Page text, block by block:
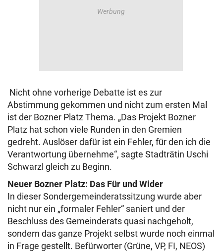
Nicht ohne vorherige Debatte ist es zur
Abstimmung gekommen und nicht zum ersten Mal
ist der Bozner Platz Thema. „Das Projekt Bozner
Platz hat schon viele Runden in den Gremien
gedreht. Auslöser dafür ist ein Fehler, für den ich die
Verantwortung übernehme“, sagte Stadträtin Uschi
Schwarzl gleich zu Beginn.
Neuer Bozner Platz: Das Für und Wider
In dieser Sondergemeinderatssitzung wurde aber
nicht nur ein „formaler Fehler“ saniert und der
Beschluss des Gemeinderats quasi nachgeholt,
sondern das ganze Projekt selbst wurde noch einmal
in Frage gestellt. Befürworter (Grüne, VP, FI, NEOS)